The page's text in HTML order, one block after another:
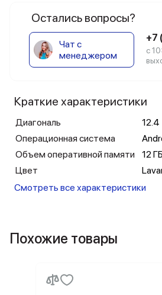
Остались вопросы?
Чат с
менеджером
+7
с
Краткие характеристики
Диагональ
12.4
Операционная система
Объем оперативной памяти
12 ГБ
Цвет
Смотреть все характеристики
Похожие товары